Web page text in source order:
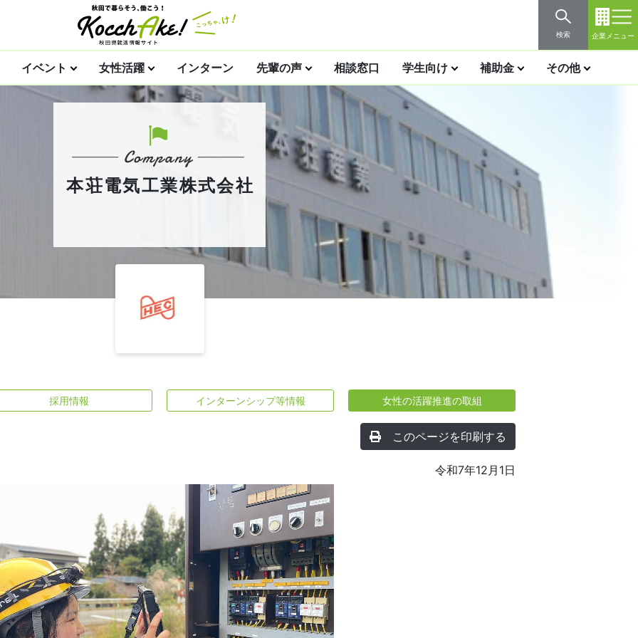
検索 企業メニュー
イベント 女性活躍 インターン 先輩の声 相談窓口 学生向け 補助金 その他
本荘電気工業株式会社
採用情報 インターンシップ等情報 女性の活躍推進の取組
このページを印刷する
令和7年12月1日